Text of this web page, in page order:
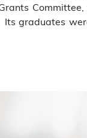
graduates